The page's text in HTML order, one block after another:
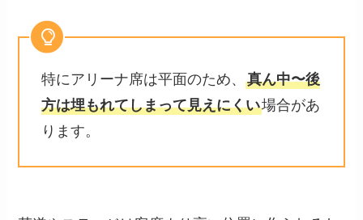
特にアリーナ席は平面のため、真ん中〜後
方は埋もれてしまって見えにくい場合があ
ります。